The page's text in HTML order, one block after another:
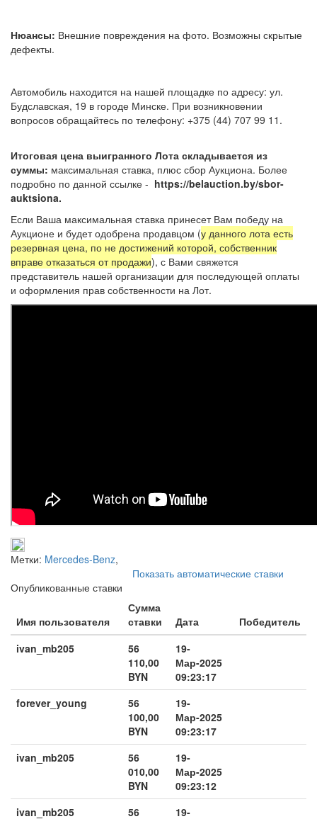
Нюансы: Внешние повреждения на фото. Возможны скрытые
дефекты.
Автомобиль находится на нашей площадке по адресу: ул.
Будславская, 19 в городе Минске. При возникновении
вопросов обращайтесь по телефону: +375 (44) 707 99 11.
Итоговая цена выигранного Лота складывается из
суммы: максимальная ставка, плюс сбор Аукциона. Более
подробно по данной ссылке - https://belauction.by/sbor-
auktsiona.
Если Ваша максимальная ставка принесет Вам победу на
Аукционе и будет одобрена продавцом (у данного лота есть
резервная цена, по не достижений которой, собственник
вправе отказаться от продажи), с Вами свяжется
представитель нашей организации для последующей оплаты
и оформления прав собственности на Лот.
Метки: Mercedes-Benz,
Показать автоматические ставки
Опубликованные ставки
Имя пользователя
Сумма
ставки
Дата
Победитель
ivan_mb205
56
110,00
BYN
19-
Мар-2025
09:23:17
forever_young
56
100,00
BYN
19-
Мар-2025
09:23:17
ivan_mb205
56
010,00
BYN
19-
Мар-2025
09:23:12
ivan_mb205
56
19-